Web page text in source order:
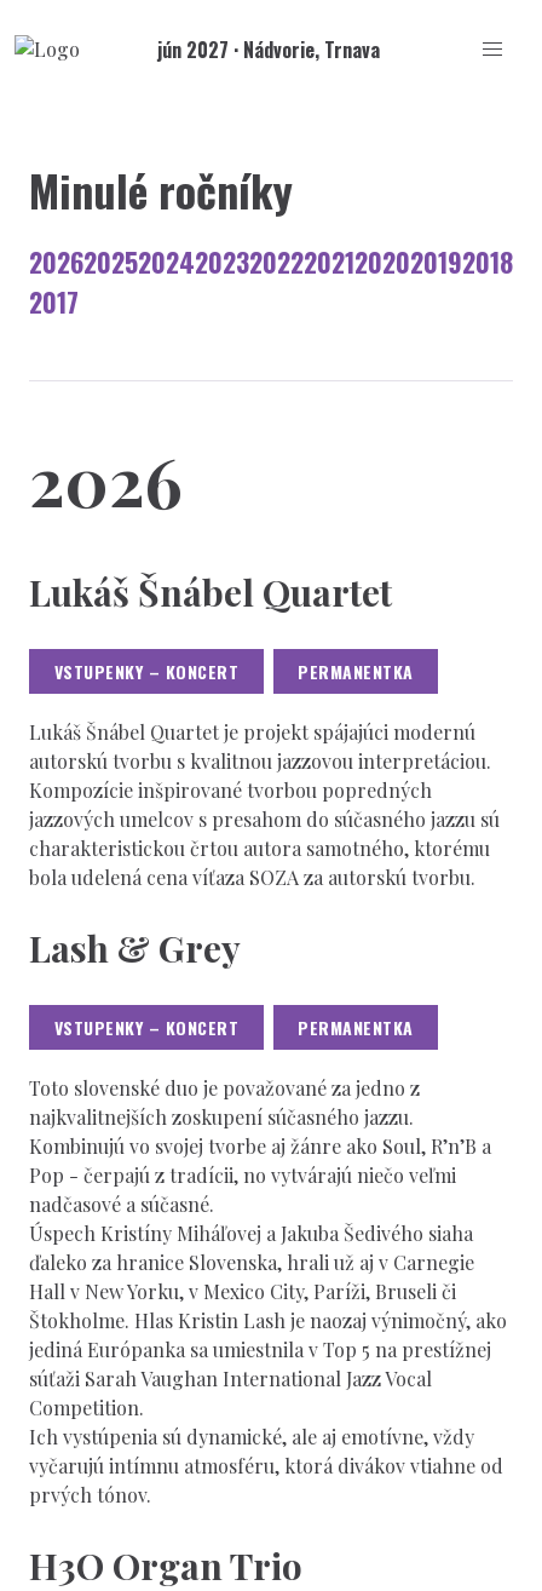
jún 2027 · Nádvorie, Trnava
Minulé ročníky
202620252024202320222021202020192018
2017
2026
Lukáš Šnábel Quartet
VSTUPENKY – KONCERT PERMANENTKA
Lukáš Šnábel Quartet je projekt spájajúci modernú
autorskú tvorbu s kvalitnou jazzovou interpretáciou.
Kompozície inšpirované tvorbou popredných
jazzových umelcov s presahom do súčasného jazzu sú
charakteristickou črtou autora samotného, ktorému
bola udelená cena víťaza SOZA za autorskú tvorbu.
Lash & Grey
VSTUPENKY – KONCERT PERMANENTKA
Toto slovenské duo je považované za jedno z
najkvalitnejších zoskupení súčasného jazzu.
Kombinujú vo svojej tvorbe aj žánre ako Soul, R’n’B a
Pop - čerpajú z tradícii, no vytvárajú niečo veľmi
nadčasové a súčasné.
Úspech Kristíny Miháľovej a Jakuba Šedivého siaha
ďaleko za hranice Slovenska, hrali už aj v Carnegie
Hall v New Yorku, v Mexico City, Paríži, Bruseli či
Štokholme. Hlas Kristin Lash je naozaj výnimočný, ako
jediná Európanka sa umiestnila v Top 5 na prestížnej
súťaži Sarah Vaughan International Jazz Vocal
Competition.
Ich vystúpenia sú dynamické, ale aj emotívne, vždy
vyčarujú intímnu atmosféru, ktorá divákov vtiahne od
prvých tónov.
H3O Organ Trio